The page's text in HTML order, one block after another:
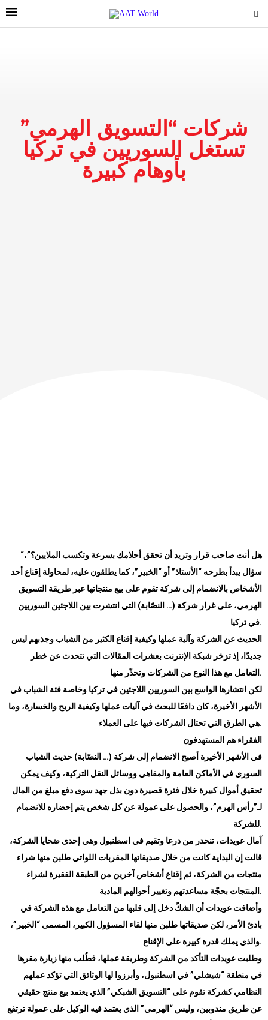
شركات “التسويق الهرمي”
تستغل السوريين في تركيا
بأوهام كبيرة
“هل أنت صاحب قرار وتريد أن تحقق أحلامك بسرعة وتكسب الملايين؟”،
سؤال يبدأ بطرحه “الأستاذ” أو “الخبير”، كما يطلقون عليه، لمحاولة إقناع أحد
الأشخاص بالانضمام إلى شركة تقوم على بيع منتجاتها عبر طريقة التسويق
الهرمي، على غرار شركة (… النصّابة) التي انتشرت بين اللاجئين السوريين
في تركيا.
الحديث عن الشركة وآلية عملها وكيفية إقناع الكثير من الشباب وجذبهم ليس
جديدًا، إذ تزخر شبكة الإنترنت بعشرات المقالات التي تتحدث عن خطر
التعامل مع هذا النوع من الشركات وتحذّر منها .
لكن انتشارها الواسع بين السوريين اللاجئين في تركيا وخاصة فئة الشباب في
الأشهر الأخيرة، كان دافعًا للبحث في آليات عملها وكيفية الربح والخسارة، وما
هي الطرق التي تحتال الشركات فيها على العملاء.
الفقراء هم المستهدفون
في الأشهر الأخيرة أصبح الانضمام إلى شركة (… النصّابة) حديث الشباب
السوري في الأماكن العامة والمقاهي ووسائل النقل التركية، وكيف يمكن
تحقيق أموال كبيرة خلال فترة قصيرة دون بذل جهد سوى دفع مبلغ من المال
لـ”رأس الهرم”، والحصول على عمولة عن كل شخص يتم إحضاره للانضمام
للشركة.
آمال عويدات، تنحدر من درعا وتقيم في اسطنبول وهي إحدى ضحايا الشركة،
قالت إن البداية كانت من خلال صديقاتها المقربات اللواتي طلبن منها شراء
منتجات من الشركة، ثم إقناع أشخاص آخرين من الطبقة الفقيرة لشراء
المنتجات بحجّة مساعدتهم وتغيير أحوالهم المادية .
وأضافت عويدات أن الشكّ دخل إلى قلبها من التعامل مع هذه الشركة في
بادئ الأمر، لكن صديقاتها طلبن منها لقاء المسؤول الكبير، المسمى “الخبير”،
والذي يملك قدرة كبيرة على الإقناع.
وطلبت عويدات التأكد من الشركة وطريقة عملها، فطُلب منها زيارة مقرها
في منطقة “شيشلي” في اسطنبول، وأبرزوا لها الوثائق التي تؤكد عملهم
النظامي كشركة تقوم على “التسويق الشبكي” الذي يعتمد بيع منتج حقيقي
عن طريق مندوبين، وليس “الهرمي” الذي يعتمد فيه الوكيل على عمولة ترتفع